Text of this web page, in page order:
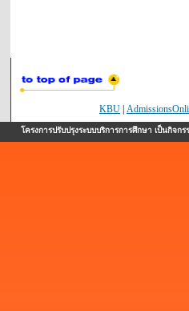
KBU
โครงการปรับปรุงระบบบริการการศึกษา เป็นกิ